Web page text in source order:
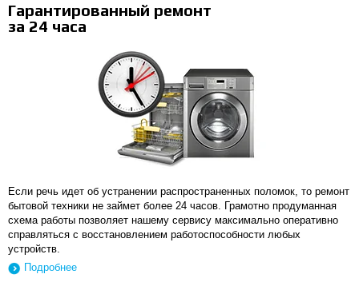
Гарантированный ремонт
за 24 часа
Если речь идет об устранении распространенных поломок, то ремонт
бытовой техники не займет более 24 часов. Грамотно продуманная
схема работы позволяет нашему сервису максимально оперативно
справляться с восстановлением работоспособности любых
устройств.
Подробнее